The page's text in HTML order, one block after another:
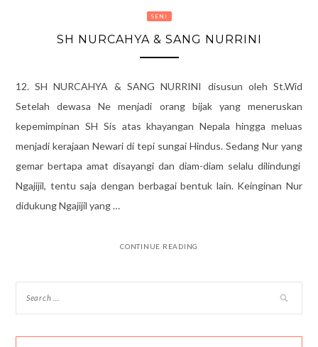
SENI
SH NURCAHYA & SANG NURRINI
12. SH NURCAHYA & SANG NURRINI disusun oleh St.Wid
Setelah dewasa Ne menjadi orang bijak yang meneruskan
kepemimpinan SH Sis atas khayangan Nepala hingga meluas
menjadi kerajaan Newari di tepi sungai Hindus. Sedang Nur yang
gemar bertapa amat disayangi dan diam-diam selalu dilindungi
Ngajijil, tentu saja dengan berbagai bentuk lain. Keinginan Nur
didukung Ngajijil yang …
CONTINUE READING